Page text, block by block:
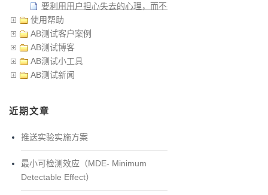
要利用用户担心失去的心理，而不要向他们强调潜在的好处
使用帮助
AB测试客户案例
AB测试博客
AB测试小工具
AB测试新闻
近期文章
推送实验实施方案
最小可检测效应（MDE- Minimum
Detectable Effect）